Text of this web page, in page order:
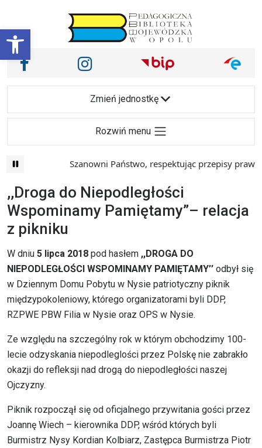
Otwórz pasek narzędzi
Main Navigation
Nasze media społecznościowe i inne
Facebook Instagram
Zmień jednostkę
Rozwiń menu
Szanowni Państwo, respektując przepisy prawa i
,,Droga do Niepodległości
Wspominamy Pamiętamy”– relacja
z pikniku
W dniu 5 lipca 2018 pod hasłem ,,DROGA DO
NIEPODLEGŁOŚCI WSPOMINAMY PAMIĘTAMY’’ odbył się
w Dziennym Domu Pobytu w Nysie patriotyczny piknik
międzypokoleniowy, którego organizatorami byli DDP,
RZPWE PBW Filia w Nysie oraz OPS w Nysie.
Ze względu na szczególny rok w którym obchodzimy 100-
lecie odzyskania niepodleglości przez Polskę nie zabrakło
okazji do refleksji nad drogą do niepodległości naszej
Ojczyzny.
Piknik rozpoczął się od oficjalnego przywitania gości przez
Joannę Wiech – kierownika DDP, wśród których byli
Burmistrz Nysy Kordian Kolbiarz, Zastępca Burmistrza Piotr